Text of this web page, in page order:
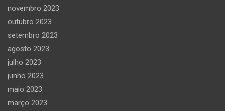
novembro 2023
outubro 2023
setembro 2023
agosto 2023
julho 2023
junho 2023
maio 2023
março 2023